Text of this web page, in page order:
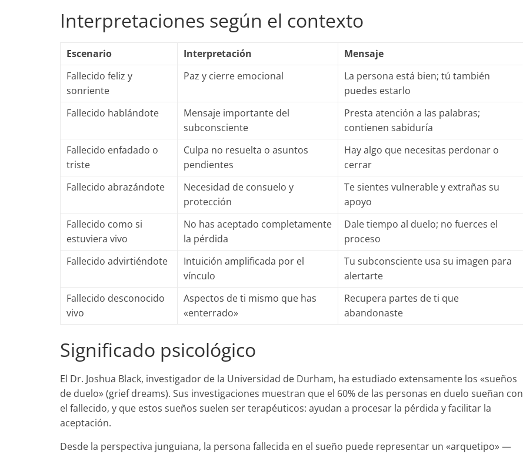
Interpretaciones según el contexto
Escenario Interpretación
Mensaje
Fallecido feliz y
sonriente
Paz y cierre emocional
La persona está bien; tú también
puedes estarlo
Fallecido hablándote
Mensaje importante del
subconsciente
Presta atención a las palabras;
contienen sabiduría
Fallecido enfadado o
triste
Culpa no resuelta o asuntos
pendientes
Hay algo que necesitas perdonar o
cerrar
Fallecido abrazándote
Necesidad de consuelo y
protección
Te sientes vulnerable y extrañas su
apoyo
Fallecido como si
estuviera vivo
No has aceptado completamente
la pérdida
Dale tiempo al duelo; no fuerces el
proceso
Fallecido advirtiéndote
Intuición amplificada por el
vínculo
Tu subconsciente usa su imagen para
alertarte
Fallecido desconocido
vivo
Aspectos de ti mismo que has
«enterrado»
Recupera partes de ti que
abandonaste
Significado psicológico
El Dr. Joshua Black, investigador de la Universidad de Durham, ha estudiado extensamente los «sueños
de duelo» (grief dreams). Sus investigaciones muestran que el 60% de las personas en duelo sueñan con
el fallecido, y que estos sueños suelen ser terapéuticos: ayudan a procesar la pérdida y facilitar la
aceptación.
Desde la perspectiva junguiana, la persona fallecida en el sueño puede representar un «arquetipo» —